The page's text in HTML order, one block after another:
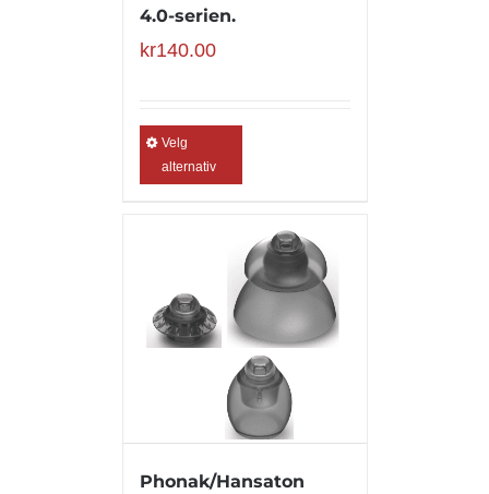
4.0-serien.
kr140.00
Velg
alternativ
Phonak/Hansaton